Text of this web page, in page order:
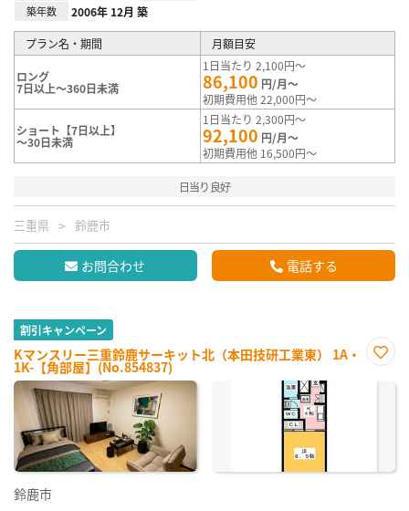
築年数 2006年 12月 築
プラン名・期間 月額目安
ロング
7日以上～360日未満
1日当たり 2,100円～
86,100 円/月～
初期費用他 22,000円～
ショート【7日以上】
～30日未満
1日当たり 2,300円～
92,100 円/月～
初期費用他 16,500円～
日当り良好
三重県 鈴鹿市
お問合わせ 電話する
割引キャンペーン
Kマンスリー三重鈴鹿サーキット北（本田技研工業東） 1A・
1K-【角部屋】(No.854837)
に入
鈴鹿市